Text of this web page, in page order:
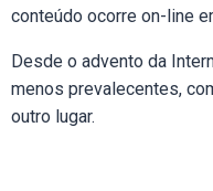
conteúdo ocorre on-line
Desde o advento da
menos prevalecentes,
outro lugar.